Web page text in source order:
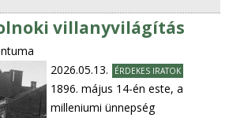
villanyvilágítás
2026.05.13.
ÉRDEKES IRATOK
1896. május 14-én este, a
milleniumi ünnepség